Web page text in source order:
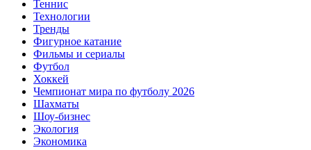
Теннис
Технологии
Тренды
Фигурное катание
Фильмы и сериалы
Футбол
Хоккей
Чемпионат мира по футболу 2026
Шахматы
Шоу-бизнес
Экология
Экономика